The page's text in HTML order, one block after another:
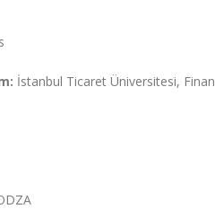
İstanbul Ticaret Üniversitesi,